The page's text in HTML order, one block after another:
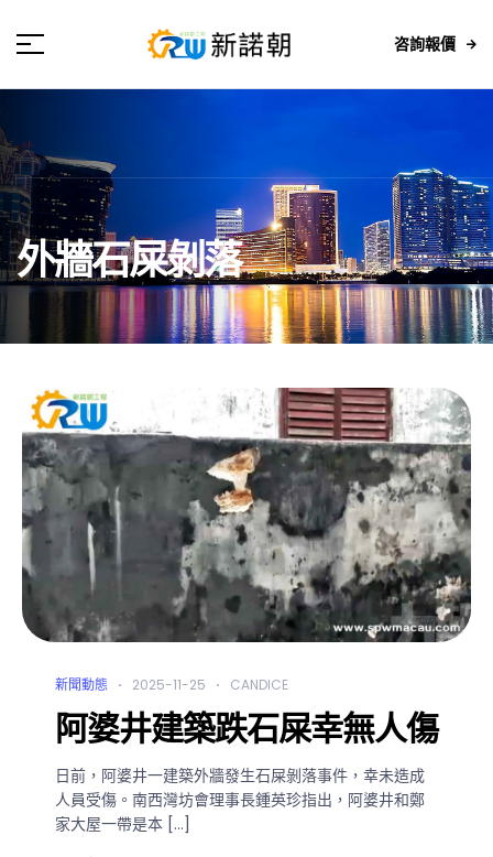
咨詢報價
外牆石屎剝落
新聞動態 2025-11-25 CANDICE
阿婆井建築跌石屎幸無人傷
日前，阿婆井一建築外牆發生石屎剝落事件，幸未造成
人員受傷。南西灣坊會理事長鍾英珍指出，阿婆井和鄭
家大屋一帶是本 […]